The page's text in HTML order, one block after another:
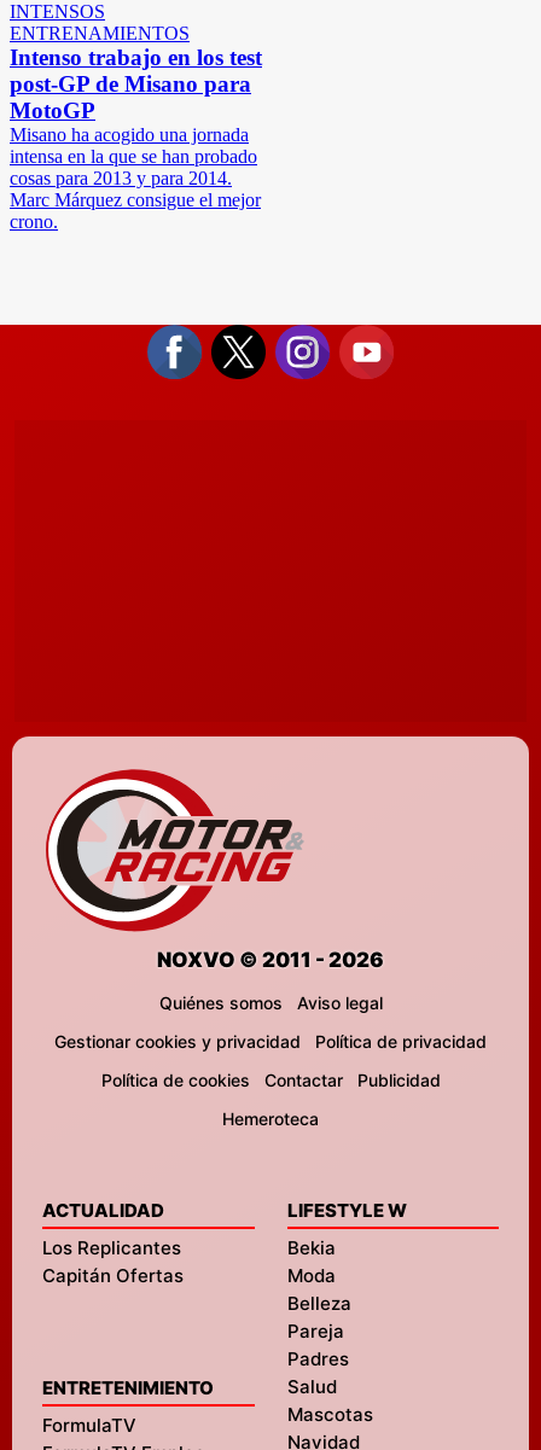
INTENSOS
ENTRENAMIENTOS
Intenso trabajo en los test
post-GP de Misano para
MotoGP
Misano ha acogido una jornada
intensa en la que se han probado
cosas para 2013 y para 2014.
Marc Márquez consigue el mejor
crono.
NOXVO © 2011 - 2026
Quiénes somos
Aviso legal
Gestionar cookies y privacidad
Política de privacidad
Política de cookies
Contactar
Publicidad
Hemeroteca
ACTUALIDAD
Los Replicantes
Capitán Ofertas
ENTRETENIMIENTO
FormulaTV
LIFESTYLE W
Bekia
Moda
Belleza
Pareja
Padres
Salud
Mascotas
Navidad